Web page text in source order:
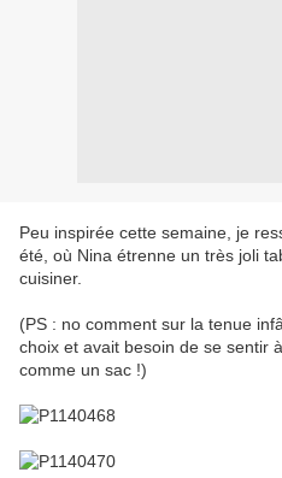
Peu inspirée cette semaine, je
été, où Nina étrenne un très joli
cuisiner.
(PS : no comment sur la tenue
choix et avait besoin de se sentir
comme un sac !)